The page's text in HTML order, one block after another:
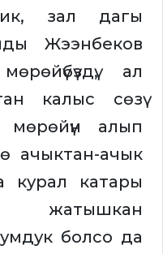
зал дагы
Жээнбеков
ал
калыс сөзү
алып
ачыктан-ачык
курал катары
болсо да